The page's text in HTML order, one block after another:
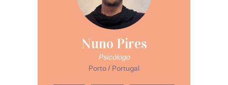
Nuno Pires
Psicólogo
Porto / Portugal